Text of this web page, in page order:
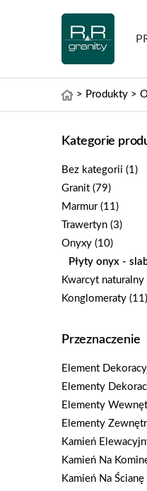
> Produkty >
Kategorie
Bez kategorii (1)
Granit (79)
Marmur (11)
Trawertyn (3)
Onyxy (10)
Płyty onyx -
Kwarcyt naturalny
Konglomeraty (11)
Przeznaczenie
Element
Elementy
Elementy
Elementy
Kamień
Kamień Na
Kamień Na